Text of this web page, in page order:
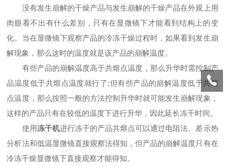
没有发生崩解的干燥产品与发生崩解的干燥产品在外观上用
肉眼看不出有什么差别，只有在显微镜下才能看到结构上的变
化。当在显微镜下观察产品的冷冻干燥过程时，如果看到发生崩
解现象，那么这时的温度就是该产品的崩解温度。
有些产品的崩解温度高于共熔点温度，那么升华时需控制产
品温度低于共熔点温度就行了;但有些产品的崩解温度低于共熔
点温度，那么按照一般的方法控制升华时就可能发生崩解现象，
这样的产品只有在较低的温度下进行升华，因此延长冻干时间。
使用冻干机进行冻干的产品共熔点可以通过电阻法、差示热
分析法和低温显微镜直接观察法得知，但产品的崩解温度只有在
冷冻干燥显微镜下直接观察才能得知。